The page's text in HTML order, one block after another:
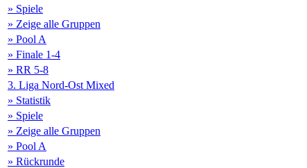
» Spiele
» Zeige alle Gruppen
» Pool A
» Finale 1-4
» RR 5-8
3. Liga Nord-Ost Mixed
» Statistik
» Spiele
» Zeige alle Gruppen
» Pool A
» Rückrunde